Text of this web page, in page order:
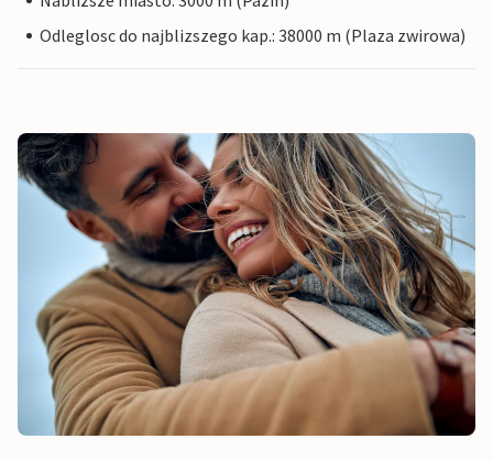
Odleglosc do najblizszego kap.: 38000 m (Plaza zwirowa)